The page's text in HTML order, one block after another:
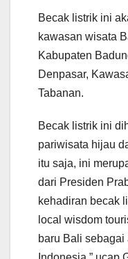
Becak listrik ini
kawasan wisata
Kabupaten
Denpasar,
Tabanan.
Becak listrik ini
pariwisata hijau
itu saja, ini
dari Presiden
kehadiran becak
local wisdom
baru Bali